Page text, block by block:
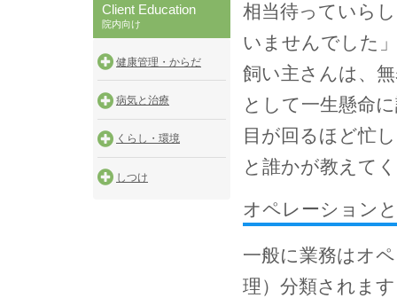
Client Education
院内向け
健康管理・からだ
病気と治療
くらし・環境
しつけ
相当待っていら
いませんでした
飼い主さんは、
として一生懸命
目が回るほど忙
と誰かが教えて
オペレーション
一般に業務はオ
理）分類されま